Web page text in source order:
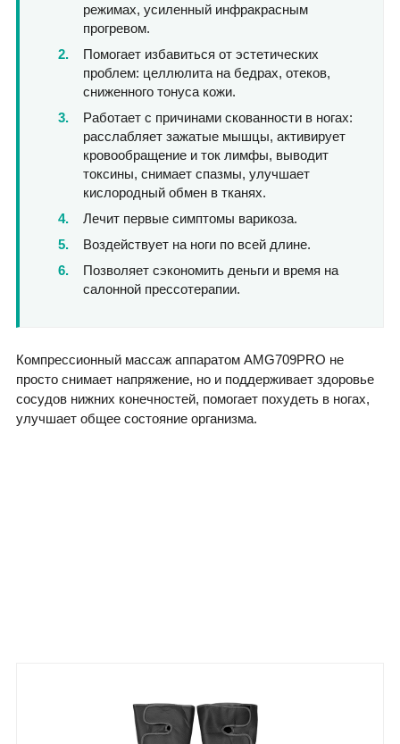
режимах, усиленный инфракрасным
прогревом.
Помогает избавиться от эстетических
проблем: целлюлита на бедрах, отеков,
сниженного тонуса кожи.
Работает с причинами скованности в ногах:
расслабляет зажатые мышцы, активирует
кровообращение и ток лимфы, выводит
токсины, снимает спазмы, улучшает
кислородный обмен в тканях.
Лечит первые симптомы варикоза.
Воздействует на ноги по всей длине.
Позволяет сэкономить деньги и время на
салонной прессотерапии.
Компрессионный массаж аппаратом AMG709PRO не
просто снимает напряжение, но и поддерживает здоровье
сосудов нижних конечностей, помогает похудеть в ногах,
улучшает общее состояние организма.